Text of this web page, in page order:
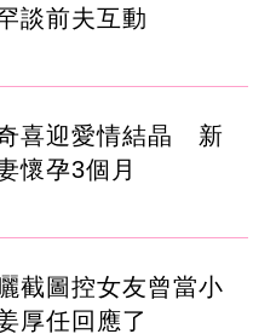
談前夫互動
喜迎愛情結晶 新
懷孕3個月
截圖控女友曾當小
厚任回應了